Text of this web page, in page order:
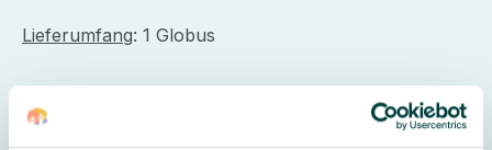
Lieferumfang: 1 Globus